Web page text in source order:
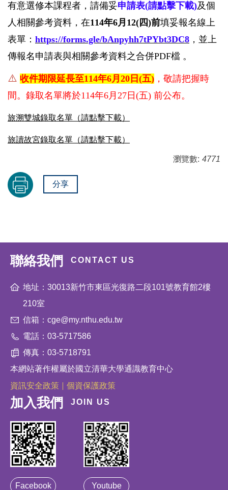
有意選修本課程者，請備妥申請表(請點擊下載)及個
人相關參考資料，在114年6月12(四)前填妥報名線上
表單： https://forms.gle/bAnpyhh7tPYbt3DC8 ，並上
傳報名申請表與相關參考資料之合併PDF檔 。
⚠️ 收件期限延長至114年6月20日(五) ，敬請把握時
間。錄取名單將於114年6月27日(五) 前公布。
旅溯雙城錄取名單（請點擊下載）
旅讀故宮錄取名單（請點擊下載）
瀏覽數: 4771
分享
聯絡我們 CONTACT US
地址：30013新竹市東區光復路二段101號教育館2樓
210室
信箱：cge@my.nthu.edu.tw
電話：03-5717586
傳真：03-5718791
本網站著作權屬於國立清華大學通識教育中心
資訊安全政策
個資保護政策
加入我們 JOIN US
Facebook Youtube